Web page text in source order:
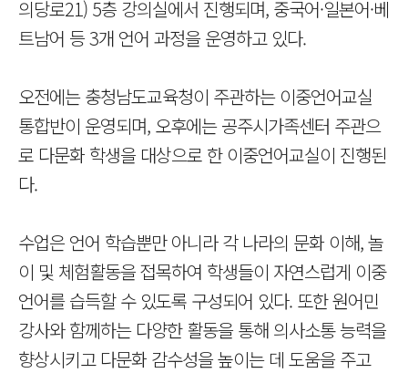
의당로21) 5층 강의실에서 진행되며, 중국어·일본어·베
트남어 등 3개 언어 과정을 운영하고 있다.
오전에는 충청남도교육청이 주관하는 이중언어교실
통합반이 운영되며, 오후에는 공주시가족센터 주관으
로 다문화 학생을 대상으로 한 이중언어교실이 진행된
다.
수업은 언어 학습뿐만 아니라 각 나라의 문화 이해, 놀
이 및 체험활동을 접목하여 학생들이 자연스럽게 이중
언어를 습득할 수 있도록 구성되어 있다. 또한 원어민
강사와 함께하는 다양한 활동을 통해 의사소통 능력을
향상시키고 다문화 감수성을 높이는 데 도움을 주고